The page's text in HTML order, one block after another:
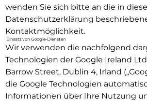
wenden Sie sich bitte an die in
Datenschutzerklärung
Kontaktmöglichkeit.
Einsatz von Google-Diensten
Wir verwenden die nachfolgend
Technologien der Google Ireland
Barrow Street, Dublin 4, Irland
die Google Technologien
Informationen über Ihre Nutzung